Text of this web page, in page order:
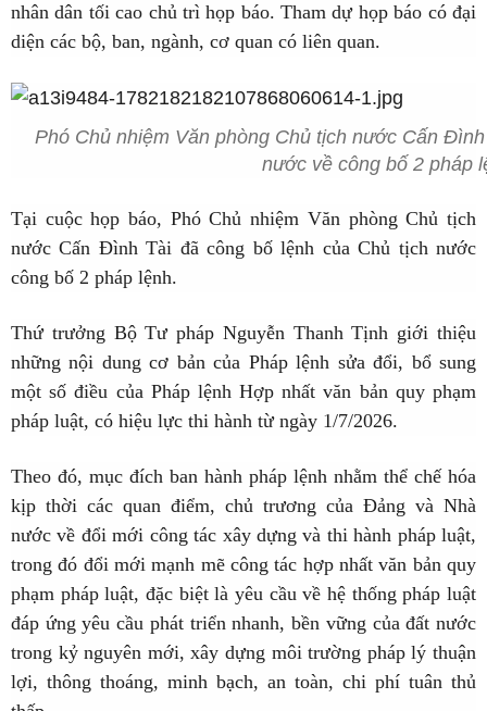
nhân dân tối cao chủ trì họp báo. Tham dự họp báo có đại
diện các bộ, ban, ngành, cơ quan có liên quan.
Phó Chủ nhiệm Văn phòng Chủ tịch nước Cấn
nước về công bố 2 pháp
Tại cuộc họp báo, Phó Chủ nhiệm Văn phòng Chủ tịch
nước Cấn Đình Tài đã công bố lệnh của Chủ tịch nước
công bố 2 pháp lệnh.
Thứ trưởng Bộ Tư pháp Nguyễn Thanh Tịnh giới thiệu
những nội dung cơ bản của Pháp lệnh sửa đổi, bổ sung
một số điều của Pháp lệnh Hợp nhất văn bản quy phạm
pháp luật, có hiệu lực thi hành từ ngày 1/7/2026.
Theo đó, mục đích ban hành pháp lệnh nhằm thể chế hóa
kịp thời các quan điểm, chủ trương của Đảng và Nhà
nước về đổi mới công tác xây dựng và thi hành pháp luật,
trong đó đổi mới mạnh mẽ công tác hợp nhất văn bản quy
phạm pháp luật, đặc biệt là yêu cầu về hệ thống pháp luật
đáp ứng yêu cầu phát triển nhanh, bền vững của đất nước
trong kỷ nguyên mới, xây dựng môi trường pháp lý thuận
lợi, thông thoáng, minh bạch, an toàn, chi phí tuân thủ